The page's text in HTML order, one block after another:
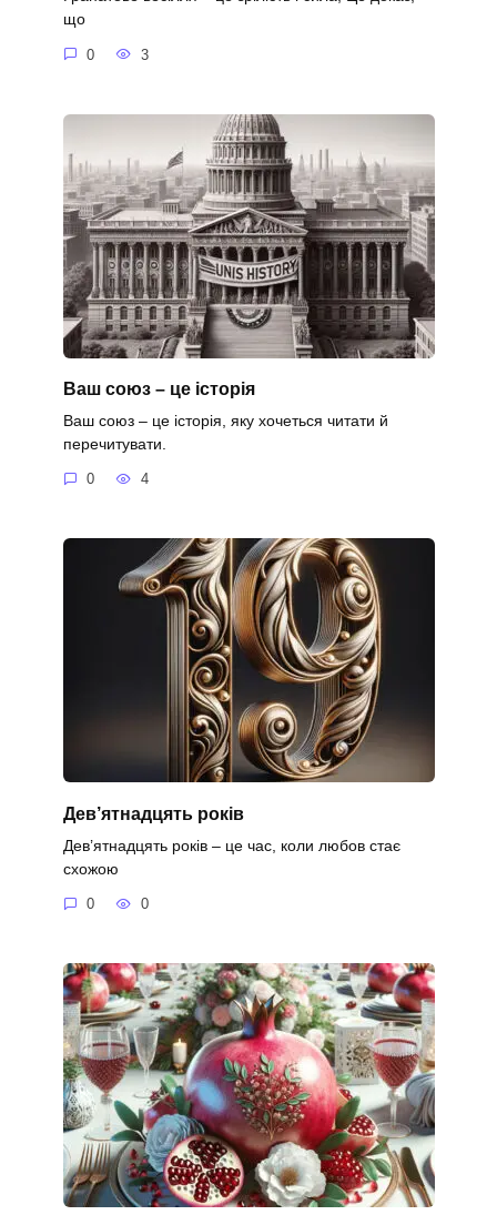
що
0 3
Ваш союз – це історія
Ваш союз – це історія, яку хочеться читати й
перечитувати.
0 4
Дев’ятнадцять років
Дев’ятнадцять років – це час, коли любов стає
схожою
0 0